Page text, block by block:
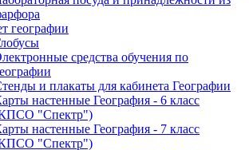
географии
средства обучения по
и плакаты для кабинета Географии
настенные География - 6 класс
"Спектр")
настенные География - 7 класс
"Спектр")